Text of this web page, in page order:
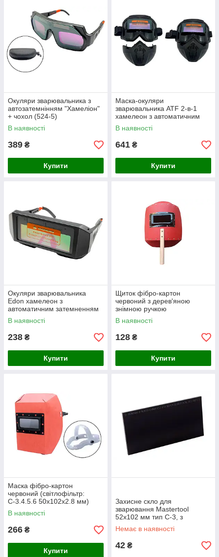
Окуляри зварювальника з
автозатемнінням "Хамеліон"
+ чохол (524-5)
В наявності
389 ₴
Купити
Маска-окуляри
зварювальника ATF 2-в-1
хамелеон з автоматичним
затемненням (ATF-209)
В наявності
641 ₴
Купити
Окуляри зварювальника
Edon хамелеон з
автоматичним затемненням
(ED-300BS)
В наявності
238 ₴
Купити
Щиток фібро-картон
червоний з дерев'яною
знімною ручкою
(світлофільтр: С-3 9 DIN
50х109х2.2 мм) VIT (ZM-
В наявності
128 ₴
Купити
Маска фібро-картон
червоний (світлофільтр:
С-3.4.5.6 50х102х2.8 мм)
VITA (ZM-0004)
В наявності
266 ₴
Купити
Захисне скло для
зварювання Mastertool
52x102 мм тип С-3, з
надійним захистом від
ультрафіолету
Немає в наявності
42 ₴